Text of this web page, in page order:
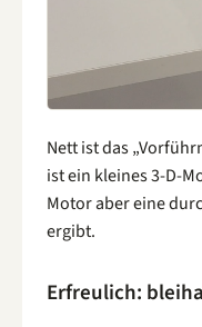
Nett ist das
ist ein kleines 3-D-
Motor aber eine
ergibt.
Erfreulich: